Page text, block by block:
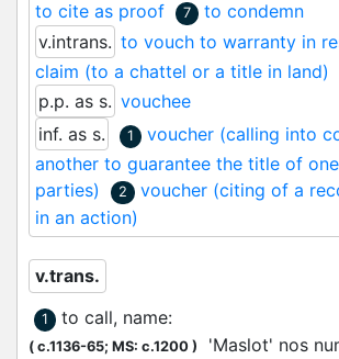
to cite as proof 7
to condemn
v.intrans. to vouch to warranty in
claim (to a chattel or a title in land)
p.p. as s. vouchee
inf. as s.
1
voucher (calling into
another to guarantee the title of
parties)
2
voucher (citing of a
in an action)
v.trans.
1 to call, name:
( c.1136-65; MS: c.1200 )
'Maslot' nos